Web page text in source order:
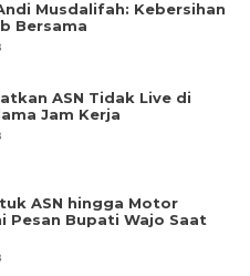
Musdalifah: Kebersihan
Bersama
ASN Tidak Live di
Jam Kerja
ASN hingga Motor
Pesan Bupati Wajo Saat